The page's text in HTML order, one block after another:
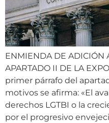
ENMIENDA DE ADICIÓN
APARTADO II DE LA
primer párrafo del
motivos se afirma: «El
derechos LGTBI o la
por el progresivo